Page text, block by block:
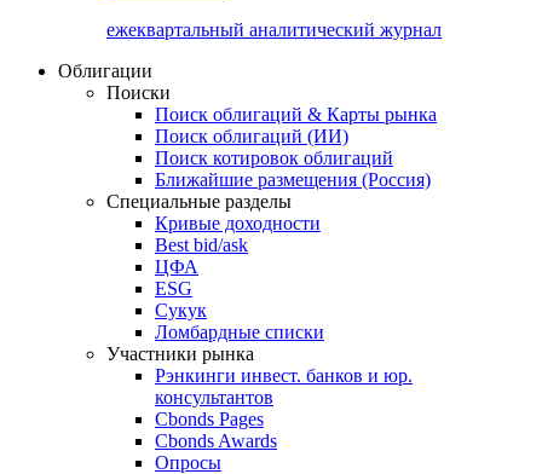
ежеквартальный аналитический журнал
Облигации
Поиски
Поиск облигаций & Карты рынка
Поиск облигаций (ИИ)
Поиск котировок облигаций
Ближайшие размещения (Россия)
Специальные разделы
Кривые доходности
Best bid/ask
ЦФА
ESG
Сукук
Ломбардные списки
Участники рынка
Рэнкинги инвест. банков и юр.
консультантов
Cbonds Pages
Cbonds Awards
Опросы